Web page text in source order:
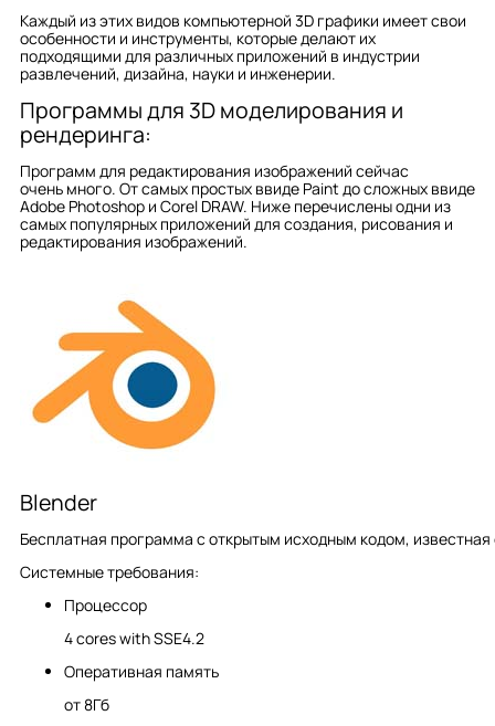
Каждый из этих видов компьютерной 3D графики имеет свои
особенности и инструменты, которые делают их
подходящими для различных приложений в индустрии
развлечений, дизайна, науки и инженерии.
Программы для 3D моделирования и
рендеринга:
Программ для редактирования изображений сейчас
очень много. От самых простых ввиде Paint до сложных ввиде
Adobe Photoshop и Corel DRAW. Ниже перечислены одни из
самых популярных приложений для создания, рисования и
редактирования изображений.
Blender
Бесплатная программа с открытым исходным кодом,
Системные требования:
Процессор
4 cores with SSE4.2
Оперативная память
от 8Гб